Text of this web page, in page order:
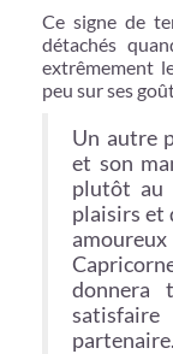
Ce signe de
détachés
extrêmement
peu sur ses
Un autre
et son
plutôt au
plaisirs et
donnera
partenaire.